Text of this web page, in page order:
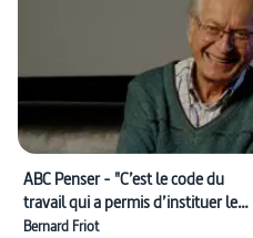
ABC Penser - "C’est le code du
travail qui a permis d’instituer le
travail"
Bernard Friot